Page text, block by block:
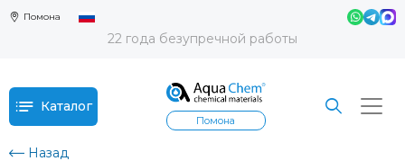
Помона
22 года безупречной работы
Каталог
Помона
Назад